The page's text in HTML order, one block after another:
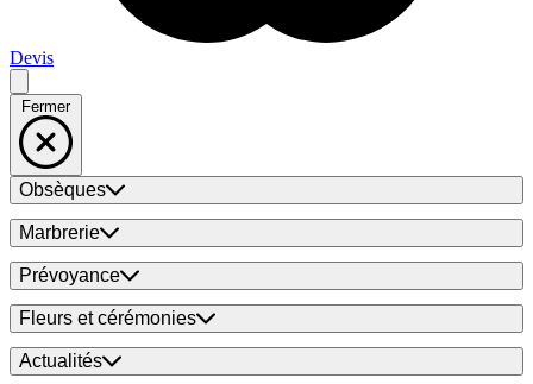
Devis
Fermer
Obsèques
Marbrerie
Prévoyance
Fleurs et cérémonies
Actualités